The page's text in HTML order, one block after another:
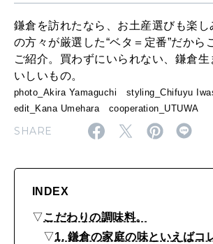
WORK&MONEY
いい人生って？
MAGAZINE
2026年9月号「北海道 おいしく遊ぶ、夏
2026年8月号『お茶の時間で
2026年7月号「鎌倉 ローカルが 教えてくれ
2026年6月号「大銀座 トレンドが生まれる
MAGAZINE
逸
品
も
。
お
し
い
お
鎌倉を訪れたなら、お土産選びも楽し
の方々が厳選した“ベタ＝定番”だから
ご紹介。買わずにいられない、鎌倉生
いしいもの。
photo_Akira Yamaguchi styling_Chifuyu
edit_Kana Umehara cooperation_UTUWA
SHARE
INDEX
▽こだわりの調味料。
▽1. 鎌倉の家庭の味といえばコ